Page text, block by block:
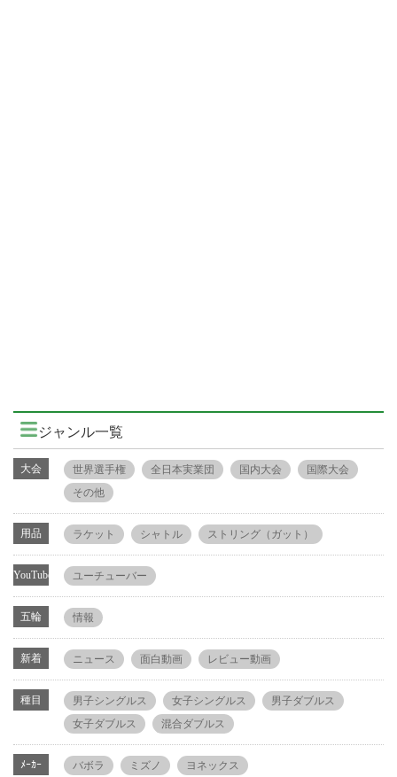
ジャンル一覧
大会 世界選手権 全日本実業団 国内大会
国際大会
その他
用品 ラケット シャトル ストリング（ガット）
YouTube ユーチューバー
五輪 情報
新着 ニュース 面白動画 レビュー動画
種目 男子シングルス 女子シングルス
男子ダブルス
女子ダブルス
混合ダブルス
ﾒｰｶｰ バボラ ミズノ ヨネックス